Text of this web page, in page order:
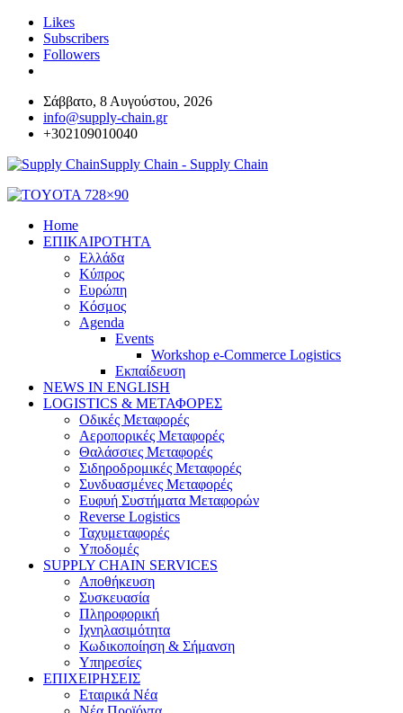
Likes
Subscribers
Followers
Σάββατο, 8 Αυγούστου, 2026
info@supply-chain.gr
+302109010040
Supply Chain - Supply Chain
Home
ΕΠΙΚΑΙΡΟΤΗΤΑ
Ελλάδα
Κύπρος
Ευρώπη
Κόσμος
Agenda
Events
Workshop e-Commerce Logistics
Εκπαίδευση
NEWS IN ENGLISH
LOGISTICS & ΜΕΤΑΦΟΡΕΣ
Οδικές Μεταφορές
Αεροπορικές Μεταφορές
Θαλάσσιες Μεταφορές
Σιδηροδρομικές Μεταφορές
Συνδυασμένες Μεταφορές
Ευφυή Συστήματα Μεταφορών
Reverse Logistics
Ταχυμεταφορές
Υποδομές
SUPPLY CHAIN SERVICES
Αποθήκευση
Συσκευασία
Πληροφορική
Ιχνηλασιμότητα
Κωδικοποίηση & Σήμανση
Υπηρεσίες
ΕΠΙΧΕΙΡΗΣΕΙΣ
Εταιρικά Νέα